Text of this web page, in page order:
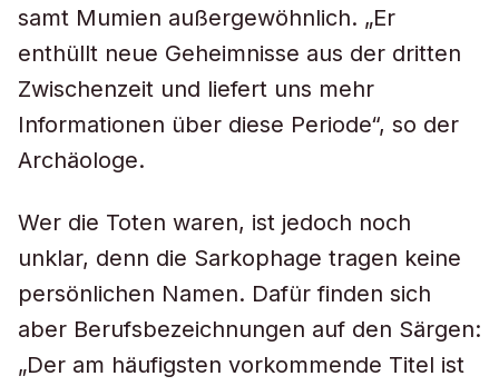
samt Mumien außergewöhnlich. „Er
enthüllt neue Geheimnisse aus der dritten
Zwischenzeit und liefert uns mehr
Informationen über diese Periode“, so der
Archäologe.
Wer die Toten waren, ist jedoch noch
unklar, denn die Sarkophage tragen keine
persönlichen Namen. Dafür finden sich
aber Berufsbezeichnungen auf den Särgen:
„Der am häufigsten vorkommende Titel ist